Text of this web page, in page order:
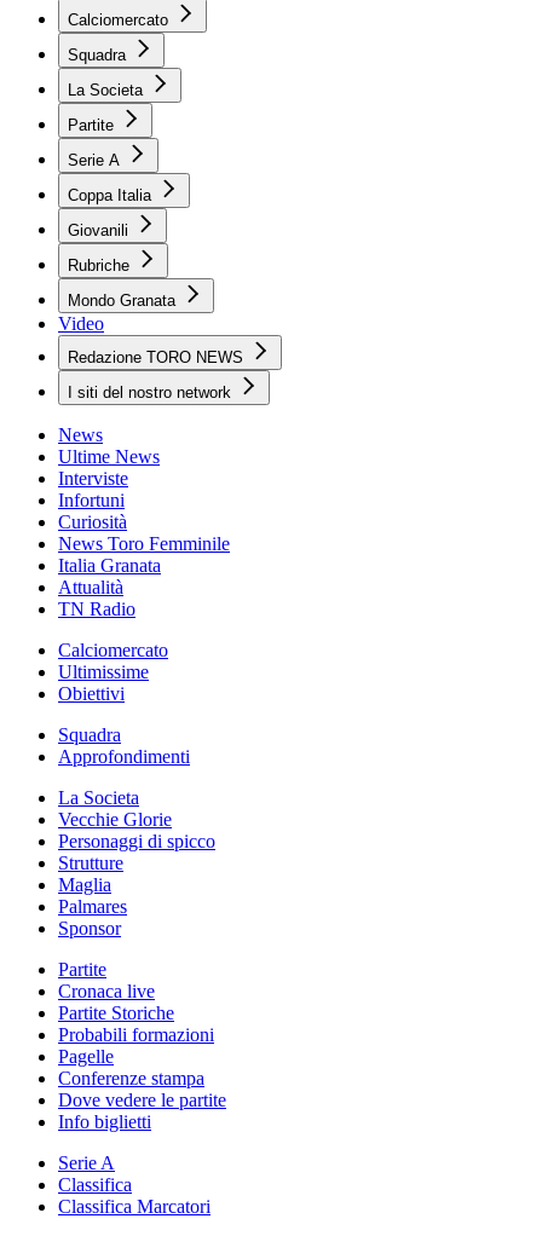
Calciomercato
Squadra
La Societa
Partite
Serie A
Coppa Italia
Giovanili
Rubriche
Mondo Granata
Video
Redazione TORO NEWS
I siti del nostro network
News
Ultime News
Interviste
Infortuni
Curiosità
News Toro Femminile
Italia Granata
Attualità
TN Radio
Calciomercato
Ultimissime
Obiettivi
Squadra
Approfondimenti
La Societa
Vecchie Glorie
Personaggi di spicco
Strutture
Maglia
Palmares
Sponsor
Partite
Cronaca live
Partite Storiche
Probabili formazioni
Pagelle
Conferenze stampa
Dove vedere le partite
Info biglietti
Serie A
Classifica
Classifica Marcatori